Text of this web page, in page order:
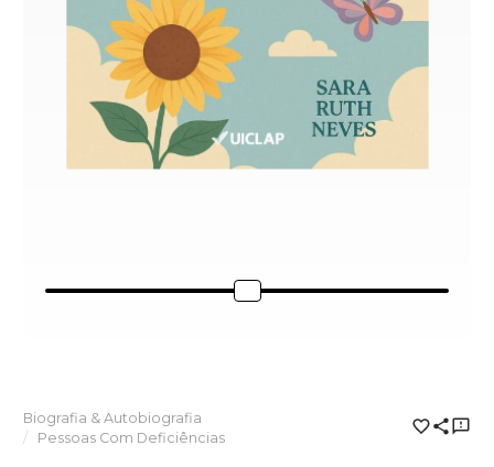
Biografia & Autobiografia
Pessoas Com Deficiências